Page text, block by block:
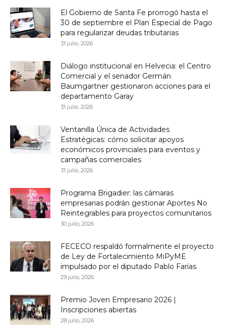
El Gobierno de Santa Fe prorrogó hasta el
30 de septiembre el Plan Especial de Pago
para regularizar deudas tributarias
31 julio, 2026
Diálogo institucional en Helvecia: el Centro
Comercial y el senador Germán
Baumgartner gestionaron acciones para el
departamento Garay
31 julio, 2026
Ventanilla Única de Actividades
Estratégicas: cómo solicitar apoyos
económicos provinciales para eventos y
campañas comerciales
31 julio, 2026
Programa Brigadier: las cámaras
empresarias podrán gestionar Aportes No
Reintegrables para proyectos comunitarios
30 julio, 2026
FECECO respaldó formalmente el proyecto
de Ley de Fortalecimiento MiPyME
impulsado por el diputado Pablo Farías
29 julio, 2026
Premio Joven Empresario 2026 |
Inscripciones abiertas
28 julio, 2026